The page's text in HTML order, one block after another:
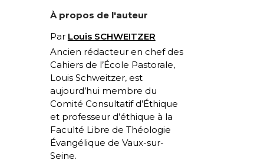
À propos de l'auteur
Par Louis SCHWEITZER
Ancien rédacteur en chef des
Cahiers de l’École Pastorale,
Louis Schweitzer, est
aujourd’hui membre du
Comité Consultatif d’Éthique
et professeur d’éthique à la
Faculté Libre de Théologie
Évangélique de Vaux-sur-
Seine.